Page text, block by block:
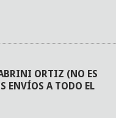
ORTIZ (NO ES
ENVÍOS A TODO EL